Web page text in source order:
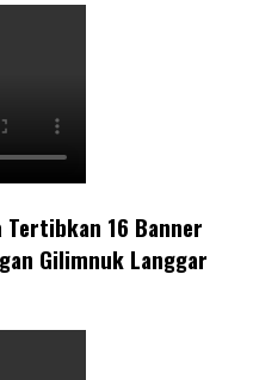
Tertibkan 16 Banner
Gilimnuk Langgar